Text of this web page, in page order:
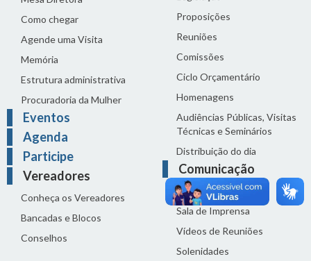
Como chegar
Agende uma Visita
Memória
Estrutura administrativa
Procuradoria da Mulher
Eventos
Agenda
Participe
Vereadores
Conheça os Vereadores
Bancadas e Blocos
Conselhos
Proposições
Reuniões
Comissões
Ciclo Orçamentário
Homenagens
Audiências Públicas, Visitas
Técnicas e Seminários
Distribuição do dia
Comunicação
Notícias
Sala de Imprensa
Vídeos de Reuniões
Solenidades